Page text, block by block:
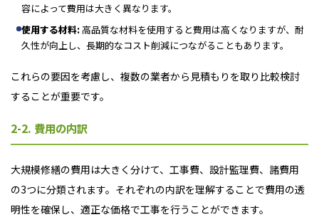
容によって費用は大きく異なります。
使用する材料: 高品質な材料を使用すると費用は高くなりますが、耐
久性が向上し、長期的なコスト削減につながることもあります。
これらの要因を考慮し、複数の業者から見積もりを取り比較検討
することが重要です。
2-2. 費用の内訳
大規模修繕の費用は大きく分けて、工事費、設計監理費、諸費用
の3つに分類されます。それぞれの内訳を理解することで費用の透
明性を確保し、適正な価格で工事を行うことができます。